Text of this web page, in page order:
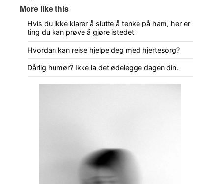
More like this
Hvis du ikke klarer å slutte å tenke på ham, her er
ting du kan prøve å gjøre istedet
Hvordan kan reise hjelpe deg med hjertesorg?
Dårlig humør? Ikke la det ødelegge dagen din.